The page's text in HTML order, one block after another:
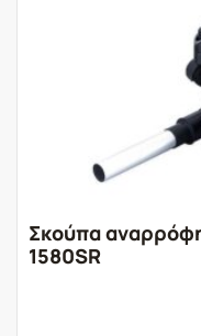
Σκούπα
1580SR